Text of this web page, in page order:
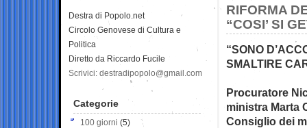
RIFORMA
“COSI’ SI
“SONO
SMALTIRE
Procuratore
ministra Marta
Consiglio dei
Destra di Popolo.net
Circolo Genovese di Cultura e
Politica
Diretto da Riccardo Fucile
Scrivici: destradipopolo@gmail.com
Categorie
100 giorni (5)